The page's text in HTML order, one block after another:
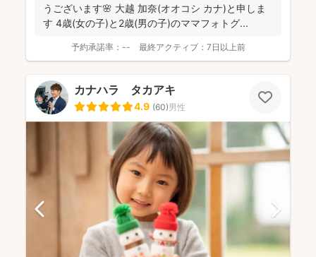
うございます🌸 大越 加奈(オオコシ カナ)と申しま
す 4歳(女の子)と2歳(男の子)のママフォトグ...
予約承諾率： -- 最終アクティブ： 7日以上前
カナハラ タカアキ
4.9 (60)男性